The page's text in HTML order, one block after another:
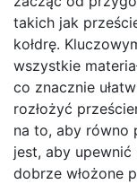
takich jak
kołdrę.
wszystkie
co znacznie
rozłożyć
na to, aby równo
jest, aby upewnić
dobrze włożone